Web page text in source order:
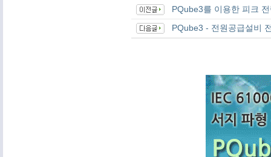
PQube3를 이용한 피크
PQube3 - 전원공급설비